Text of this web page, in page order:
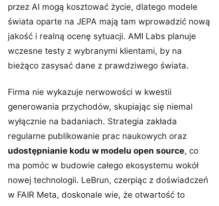
przez AI mogą kosztować życie, dlatego modele
świata oparte na JEPA mają tam wprowadzić nową
jakość i realną ocenę sytuacji. AMI Labs planuje
wczesne testy z wybranymi klientami, by na
bieżąco zasysać dane z prawdziwego świata.
Firma nie wykazuje nerwowości w kwestii
generowania przychodów, skupiając się niemal
wyłącznie na badaniach. Strategia zakłada
regularne publikowanie prac naukowych oraz
udostępnianie kodu w modelu open source, co
ma pomóc w budowie całego ekosystemu wokół
nowej technologii. LeBrun, czerpiąc z doświadczeń
w FAIR Meta, doskonale wie, że otwartość to